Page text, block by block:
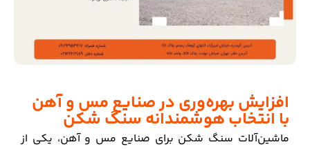
افزایش بهره‌وری در صنایع مس و آهن
با انتخاب هوشمندانه سنگ‌ شکن
ماشین‌آلات سنگ‌ شکن برای صنایع مس و آهن، یکی از